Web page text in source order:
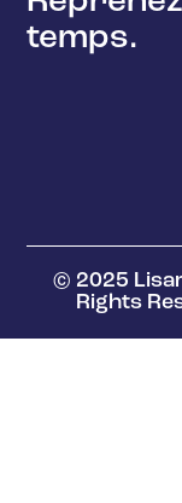
temps.
© 2025
Rights